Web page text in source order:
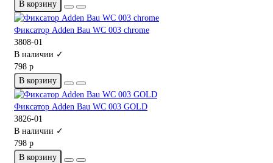
В корзину
Фиксатор Adden Bau WC 003 chrome
3808-01
В наличии ✓
798 р
В корзину
Фиксатор Adden Bau WC 003 GOLD
3826-01
В наличии ✓
798 р
В корзину